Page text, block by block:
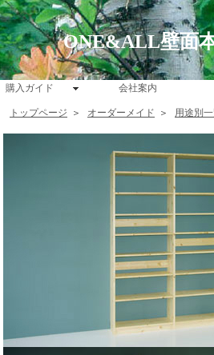
ONE&ALL壁面
購入ガイド
会社案内
トップページ ＞ オーダーメイド ＞ 用途別